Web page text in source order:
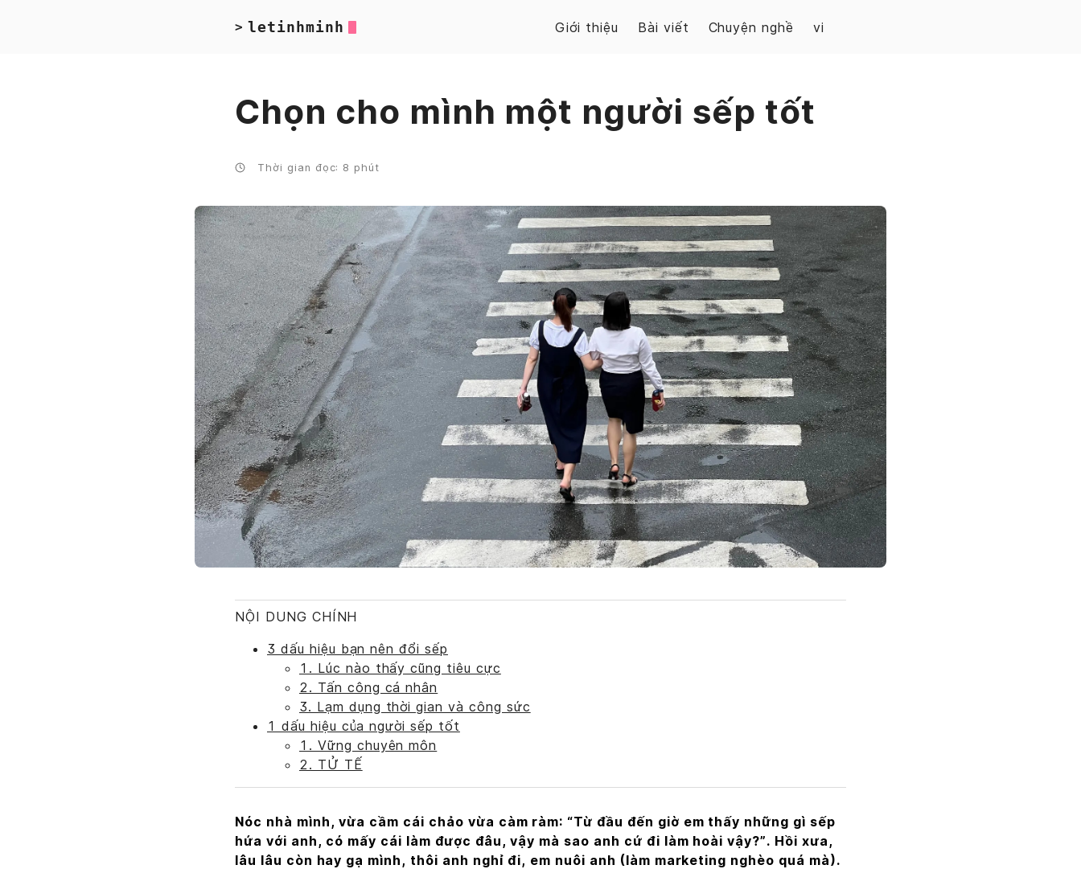
> letinhminh Giới thiệu Bài viết Chuyện nghề vi
Chọn cho mình một người sếp tốt
Thời gian đọc: 8 phút
NỘI DUNG CHÍNH
3 dấu hiệu bạn nên đổi sếp
1. Lúc nào thấy cũng tiêu cực
2. Tấn công cá nhân
3. Lạm dụng thời gian và công sức
1 dấu hiệu của người sếp tốt
1. Vững chuyên môn
2. TỬ TẾ
Nóc nhà mình, vừa cầm cái chảo vừa càm ràm: “Từ đầu đến giờ em thấy những gì sếp
hứa với anh, có mấy cái làm được đâu, vậy mà sao anh cứ đi làm hoài vậy?”. Hồi xưa,
lâu lâu còn hay gạ mình, thôi anh nghỉ đi, em nuôi anh (làm marketing nghèo quá mà).